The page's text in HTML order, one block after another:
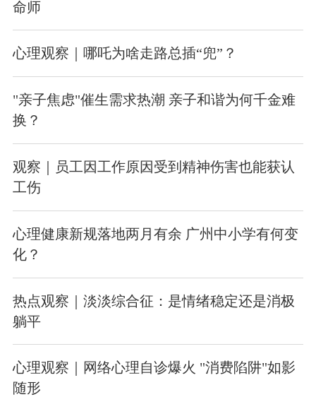
命师
心理观察｜哪吒为啥走路总插“兜”？
"亲子焦虑"催生需求热潮 亲子和谐为何千金难
换？
观察｜员工因工作原因受到精神伤害也能获认
工伤
心理健康新规落地两月有余 广州中小学有何变
化？
热点观察｜淡淡综合征：是情绪稳定还是消极
躺平
心理观察｜网络心理自诊爆火 "消费陷阱"如影
随形